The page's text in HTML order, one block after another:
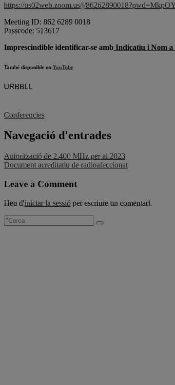
https://us02web.zoom.us/j/
Meeting ID: 862 6289 0018
Passcode: 513617
Imprescindible identificar-se amb Indicatiu i Nom
També disponible en YouTube
URBBLL
Conferencies
Navegació d'entrades
Autorització de 2.400 MHz per al 2023
Document acreditatiu de radioafeccionat
Leave a Comment
Heu d'iniciar la sessió per escriure un comentari.